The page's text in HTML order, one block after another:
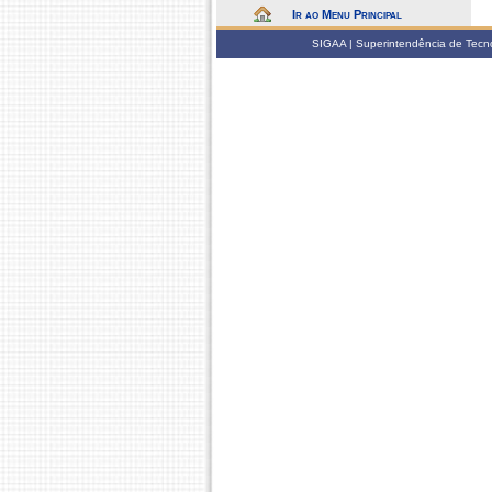
Ir ao Menu Principal
SIGAA | Superintendência de